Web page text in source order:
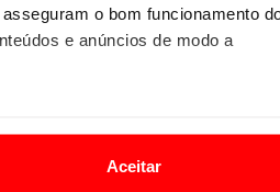
o bom funcionamento
e anúncios de modo a
Aceitar
ACP
ACP